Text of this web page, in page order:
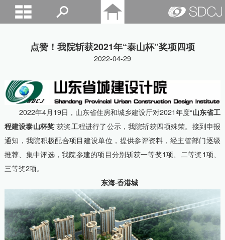
点赞！我院斩获2021年“泰山杯”奖项四项
2022-04-29
2022年4月19日，山东省住房和城乡建设厅对2021年度“山东省工
程建设泰山杯奖”获奖工程进行了公示，我院斩获四项殊荣。接到申报
通知，我院积极配合项目建设单位，提供参评资料，经主管部门逐级
推荐、集中评选，我院参建的项目分别斩获一等奖1项、二等奖1项、
三等奖2项。
东海·香港城